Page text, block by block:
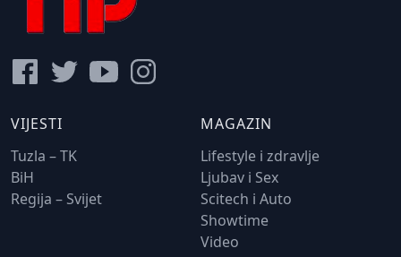
VIJESTI
Tuzla – TK
BiH
Regija – Svijet
MAGAZIN
Lifestyle i zdravlje
Ljubav i Sex
Scitech i Auto
Showtime
Video